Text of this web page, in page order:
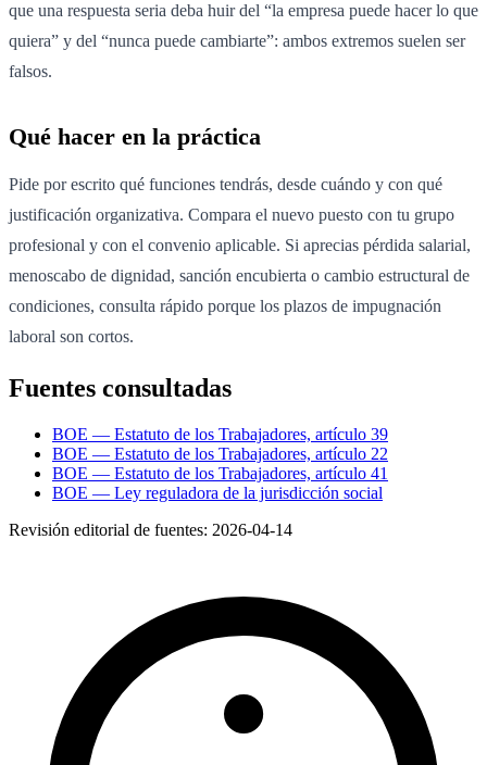
que una respuesta seria deba huir del “la empresa puede hacer lo que
quiera” y del “nunca puede cambiarte”: ambos extremos suelen ser
falsos.
Qué hacer en la práctica
Pide por escrito qué funciones tendrás, desde cuándo y con qué
justificación organizativa. Compara el nuevo puesto con tu grupo
profesional y con el convenio aplicable. Si aprecias pérdida salarial,
menoscabo de dignidad, sanción encubierta o cambio estructural de
condiciones, consulta rápido porque los plazos de impugnación
laboral son cortos.
Fuentes consultadas
BOE — Estatuto de los Trabajadores, artículo 39
BOE — Estatuto de los Trabajadores, artículo 22
BOE — Estatuto de los Trabajadores, artículo 41
BOE — Ley reguladora de la jurisdicción social
Revisión editorial de fuentes: 2026-04-14